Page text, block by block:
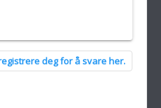
deg for å svare her.